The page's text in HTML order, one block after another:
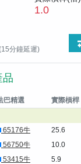
1.0
分鐘延遲)
品
巴精選 實際槓桿
65176牛 25.6
56750牛 10.0
53415牛 5.9